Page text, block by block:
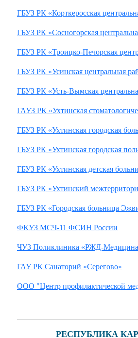
ГБУЗ РК «Корткеросская
ГБУЗ РК «Сосногорская
ГБУЗ РК «Троицко-Печорская
ГБУЗ РК «Усинская центральная
ГБУЗ РК «Усть-Вымская
ГАУЗ РК «Ухтинская
ГБУЗ РК «Ухтинская городская
ГБУЗ РК «Ухтинская городская
ГБУЗ РК «Ухтинская детская
ГБУЗ РК «Ухтинский
ГБУЗ РК «Городская больница
ФКУЗ МСЧ-11 ФСИН России
ЧУЗ Поликлиника «РЖД-
ГАУ РК Санаторий «Серегово»
ООО "Центр профилактической
РЕСПУБЛИКА